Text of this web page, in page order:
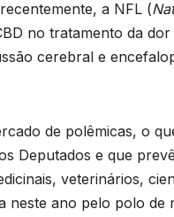
a NFL (
no tratamento da
cerebral e
de polêmicas, o
Deputados e que
veterinários,
neste ano pelo polo